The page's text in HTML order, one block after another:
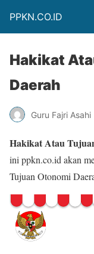
PPKN.CO.ID
Hakikat
Daerah
Guru Fajri Asahi
Hakikat Atau
ini ppkn.co.id akan
Tujuan Otonomi